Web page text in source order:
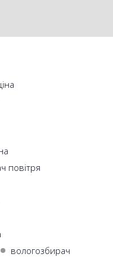
повiтря
вологозбирач